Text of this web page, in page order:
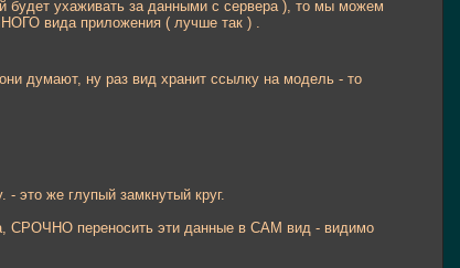
ухаживать за данными с сервера ), то мы можем
вида приложения ( лучше так ) .
думают, ну раз вид хранит ссылку на модель - то
это же глупый замкнутый круг.
СРОЧНО переносить эти данные в САМ вид - видимо